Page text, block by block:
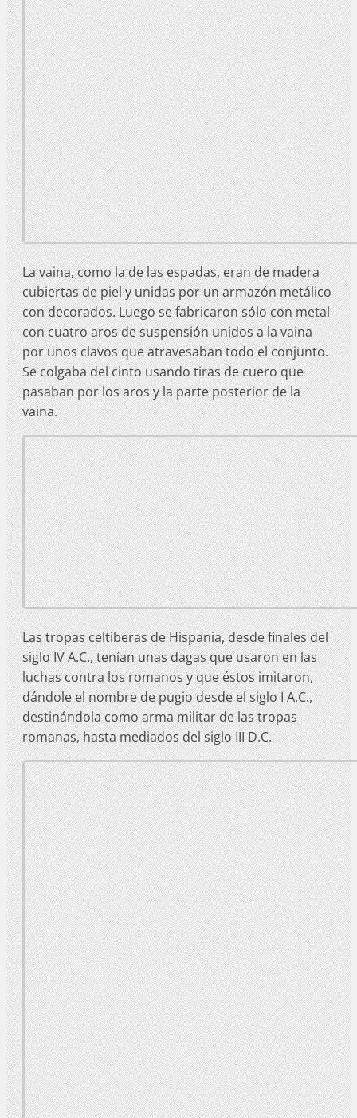
La vaina, como la de las espadas, eran de madera
cubiertas de piel y unidas por un armazón metálico
con decorados. Luego se fabricaron sólo con metal
con cuatro aros de suspensión unidos a la vaina
por unos clavos que atravesaban todo el conjunto.
Se colgaba del cinto usando tiras de cuero que
pasaban por los aros y la parte posterior de la
vaina.
Las tropas celtiberas de Hispania, desde finales del
siglo IV A.C., tenían unas dagas que usaron en las
luchas contra los romanos y que éstos imitaron,
dándole el nombre de pugio desde el siglo I A.C.,
destinándola como arma militar de las tropas
romanas, hasta mediados del siglo III D.C.